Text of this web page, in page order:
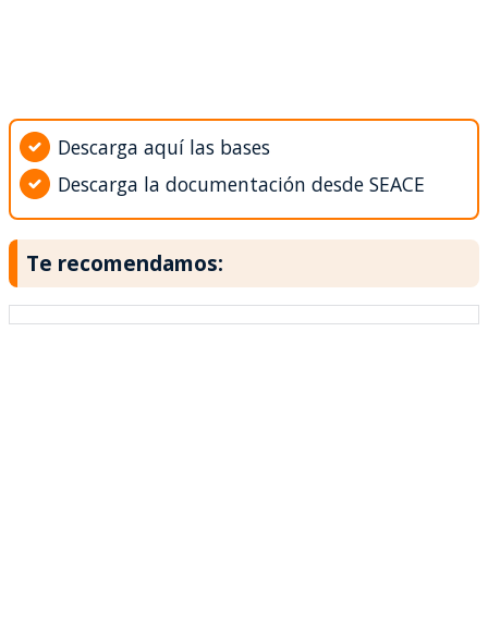
Descarga aquí las bases
Descarga la documentación desde SEACE
Te recomendamos: